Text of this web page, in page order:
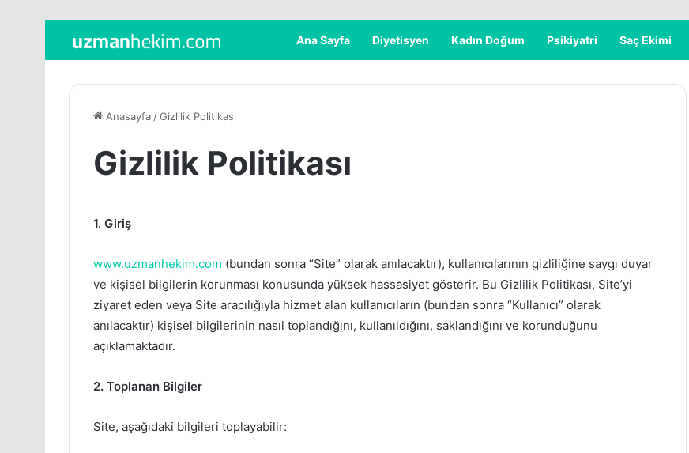
Ana Sayfa Diyetisyen Kadın Doğum Psikiyatri Saç Ekimi
Anasayfa /Gizlilik Politikası
Gizlilik Politikası
1. Giriş
www.uzmanhekim.com (bundan sonra “Site” olarak anılacaktır), kullanıcılarının gizliliğine saygı duyar
ve kişisel bilgilerin korunması konusunda yüksek hassasiyet gösterir. Bu Gizlilik Politikası, Site’yi
ziyaret eden veya Site aracılığıyla hizmet alan kullanıcıların (bundan sonra “Kullanıcı” olarak
anılacaktır) kişisel bilgilerinin nasıl toplandığını, kullanıldığını, saklandığını ve korunduğunu
açıklamaktadır.
2. Toplanan Bilgiler
Site, aşağıdaki bilgileri toplayabilir: